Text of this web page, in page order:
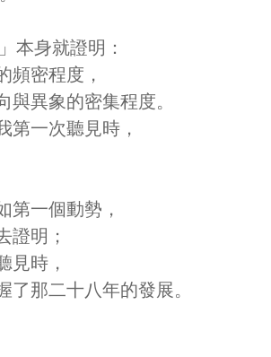
本身就證明：
頻密程度，
與異象的密集程度。
第一次聽見時，
第一個動勢，
證明；
見時，
了那二十八年的發展。